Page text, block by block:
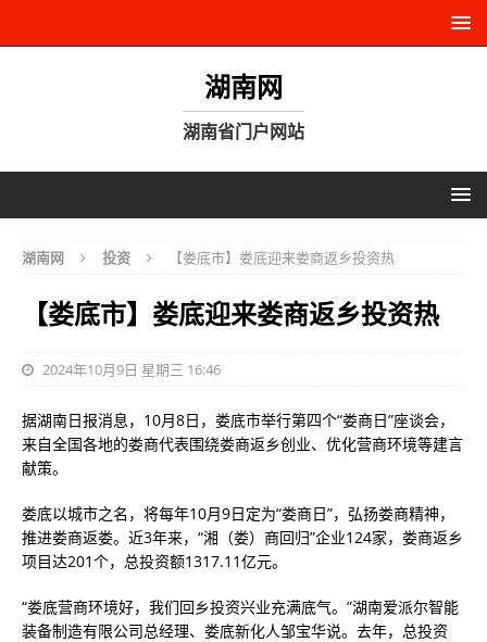
湖南网
湖南省门户网站
湖南网 投资 【娄底市】娄底迎来娄商返乡投资热
【娄底市】娄底迎来娄商返乡投资热
2024年10月9日 星期三 16:46
据湖南日报消息，10月8日，娄底市举行第四个“娄商日”座谈会，
来自全国各地的娄商代表围绕娄商返乡创业、优化营商环境等建言
献策。
娄底以城市之名，将每年10月9日定为“娄商日”，弘扬娄商精神，
推进娄商返娄。近3年来，“湘（娄）商回归”企业124家，娄商返乡
项目达201个，总投资额1317.11亿元。
“娄底营商环境好，我们回乡投资兴业充满底气。”湖南爱派尔智能
装备制造有限公司总经理、娄底新化人邹宝华说。去年，总投资